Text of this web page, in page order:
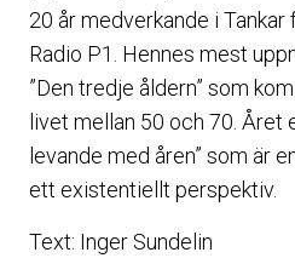
20 år medverkande i
Radio P1. Hennes mest
”Den tredje åldern” som
livet mellan 50 och 70. Året
levande med åren” som är
ett existentiellt perspektiv.
Text: Inger Sundelin